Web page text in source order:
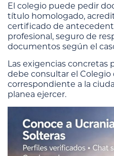
El colegio puede pedir
título homologado,
certificado de
profesional, seguro de
documentos según el
Las exigencias concretas
debe consultar el Colegio
correspondiente a la
planea ejercer.